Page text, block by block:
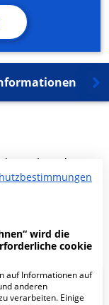
Debstedter
in
wird die
cookie
auf Informationen auf
anderen
verarbeiten. Einige